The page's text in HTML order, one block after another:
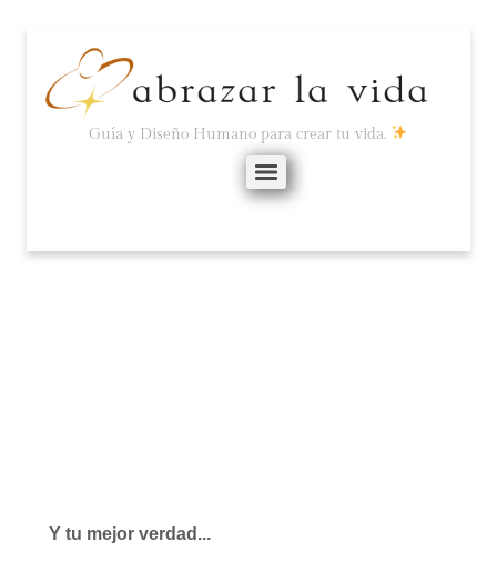
Guía y Diseño Humano para crear tu vida.
Y tu mejor verdad...